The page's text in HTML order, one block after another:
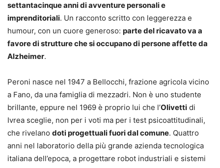
settantacinque anni di avventure personali e
imprenditoriali. Un racconto scritto con leggerezza e
humour, con un cuore generoso: parte del ricavato va a
favore di strutture che si occupano di persone affette da
Alzheimer.
Peroni nasce nel 1947 a Bellocchi, frazione agricola vicino
a Fano, da una famiglia di mezzadri. Non è uno studente
brillante, eppure nel 1969 è proprio lui che l’Olivetti di
Ivrea sceglie, non per i voti ma per i test psicoattitudinali,
che rivelano doti progettuali fuori dal comune. Quattro
anni nel laboratorio della più grande azienda tecnologica
italiana dell’epoca, a progettare robot industriali e sistemi